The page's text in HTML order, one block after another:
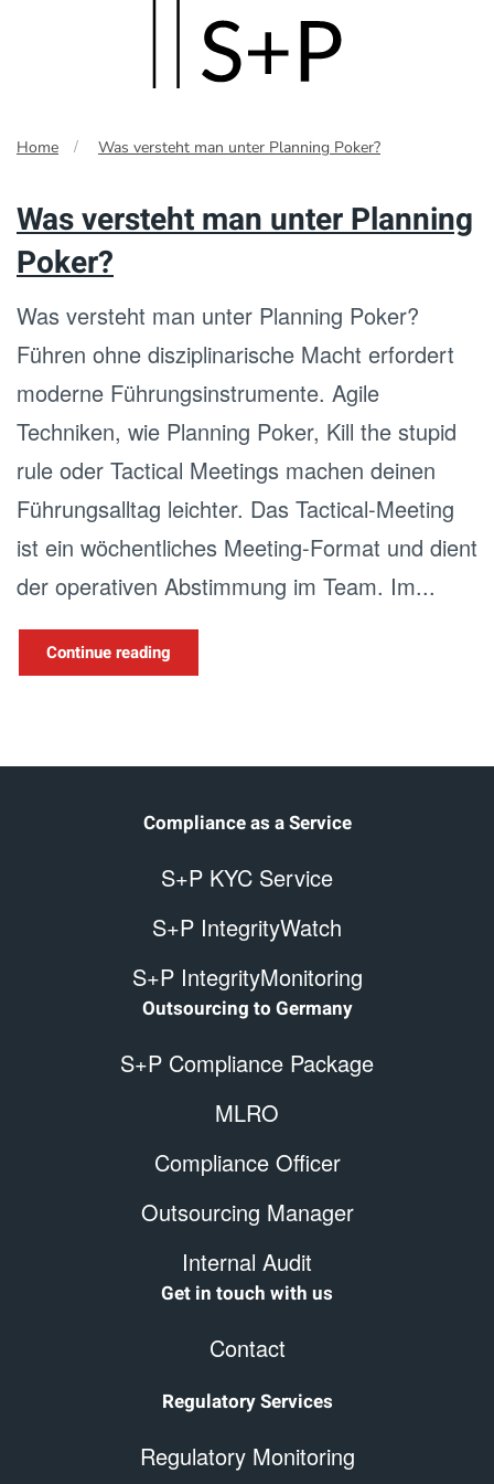
main
content
Home Was versteht man unter Planning Poker?
Was versteht man unter Planning
Poker?
Was versteht man unter Planning Poker?
Führen ohne disziplinarische Macht erfordert
moderne Führungsinstrumente. Agile
Techniken, wie Planning Poker, Kill the stupid
rule oder Tactical Meetings machen deinen
Führungsalltag leichter. Das Tactical-Meeting
ist ein wöchentliches Meeting-Format und dient
der operativen Abstimmung im Team. Im...
Continue reading
Compliance as a Service
S+P KYC Service
S+P IntegrityWatch
S+P IntegrityMonitoring
Outsourcing to Germany
S+P Compliance Package
MLRO
Compliance Officer
Outsourcing Manager
Internal Audit
Get in touch with us
Contact
Regulatory Services
Regulatory Monitoring